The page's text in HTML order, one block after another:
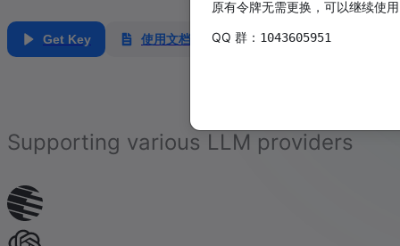
Get Key 使用文档
Supporting various LLM providers
原有令牌无需更换，可以继续使
QQ 群： 1043605951